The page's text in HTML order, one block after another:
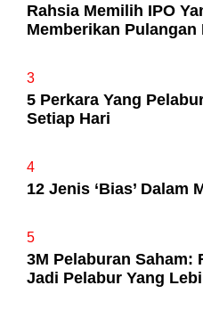
Rahsia Memilih IPO
Memberikan Pulangan
3
5 Perkara Yang
Setiap Hari
4
12 Jenis ‘Bias’ Dalam
5
3M Pelaburan Saham:
Jadi Pelabur Yang